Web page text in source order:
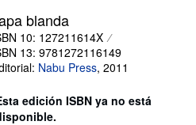
blanda
10: 127211614X
13: 9781272116149
Nabu Press, 2011
edición ISBN ya no está